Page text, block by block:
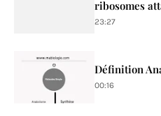
ribosomes
23:27
Définition
00:16